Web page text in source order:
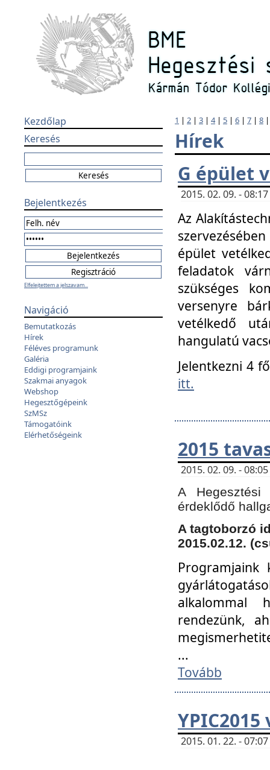
Kezdőlap
Keresés
Bejelentkezés
Elfelejtettem a jelszavam...
Navigáció
Bemutatkozás
Hírek
Féléves programunk
Galéria
Eddigi programjaink
Szakmai anyagok
Webshop
Hegesztőgépeink
SzMSz
Támogatóink
Elérhetőségeink
1 | 2 | 3 | 4| 5 | 6 | 7 | 8
Hírek
G épület
2015. 02. 09. -
Az
épület
feladatok
szükséges
versenyre
vetélkedő
hangulatú
Jelentkezni 4
itt.
2015
2015. 02. 09. -
A
érdeklődő
A tagtoborzó
2015.02.12.
Programjaink
alkalommal
rendezünk,
...
Tovább
YPIC2015
2015. 01. 22. -